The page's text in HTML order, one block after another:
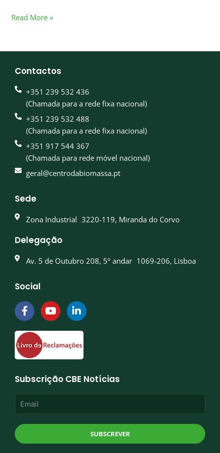
Read More »
Contactos
+351 239 532 436
(Chamada para a rede fixa nacional)
+351 239 532 488
(Chamada para a rede fixa nacional)
+351 917 544 367
(Chamada para rede móvel nacional)
geral@centrodabiomassa.pt
Sede
Zona Industrial 3220-119, Miranda do Corvo
Delegação
Av. 5 de Outubro 208, 5º andar 1069-206, Lisboa
Social
F
a
c
e
b
o
k
-
f
Y
o
u
t
u
L
i
n
k
e
n
-
i
Subscrição CBE Notícias
SUBSCREVER